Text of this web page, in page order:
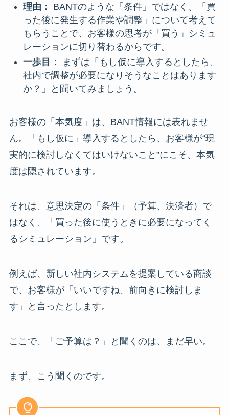
理由：
BANTのような「条件」ではなく、「買
った後に発生する作業や調整」について考えて
もらうことで、お客様の思考が「買う」シミュ
レーションに切り替わるからです。
一歩目：
まずは「もし仮に導入するとしたら、
社内で調整が必要になりそうなことはあります
か？」と聞いてみましょう。
お客様の「本気度」は、BANT情報には表れませ
ん。「もし仮に」導入するとしたら、お客様が“現
実的に検討しなくてはいけないこと”にこそ、本気
度は隠されています。
それは、意思決定の「条件」（予算、決済者）で
はなく、「買った後に使うときに必要になってく
るシミュレーション」です。
例えば、新しい社内システムを提案している商談
で、お客様が「いいですね、前向きに検討しま
す」と言ったとします。
ここで、「ご予算は？」と聞くのは、まだ早い。
まず、こう聞くのです。